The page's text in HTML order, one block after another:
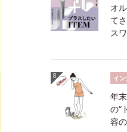
オ
て
ス
イン
年
の“
容